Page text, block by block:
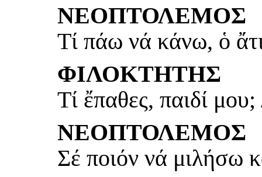
ΝΕΟΠΤΟΛΕΜΟΣ
Τί πάω νά κάνω, ὁ
ΦΙΛΟΚΤΗΤΗΣ
Τί ἔπαθες, παιδί
ΝΕΟΠΤΟΛΕΜΟΣ
Σέ ποιόν νά μιλήσω